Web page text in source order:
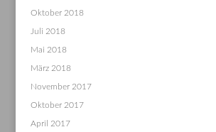
Oktober 2018
Juli 2018
Mai 2018
März 2018
November 2017
Oktober 2017
April 2017